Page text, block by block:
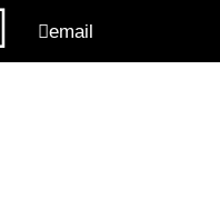
email